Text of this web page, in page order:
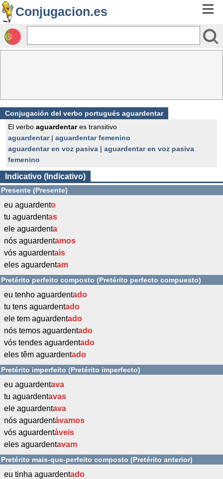
Conjugacion.es
Conjugación del verbo portugués aguardentar
El verbo aguardentares transitivo
aguardentar| aguardentar femenino
aguardentar en voz pasiva | aguardentar en voz pasiva
femenino
Indicativo (Indicativo)
Presente (Presente)
eu aguardento
tu aguardentas
ele aguardenta
nós aguardentamos
vós aguardentais
eles aguardentam
Pretérito perfeito composto (Pretérito perfecto compuesto)
eu tenho aguardentado
tu tens aguardentado
ele tem aguardentado
nós temos aguardentado
vós tendes aguardentado
eles têm aguardentado
Pretérito imperfeito (Pretérito imperfecto)
eu aguardentava
tu aguardentavas
ele aguardentava
nós aguardentávamos
vós aguardentáveis
eles aguardentavam
Pretérito mais-que-perfeito composto (Pretérito anterior)
eu tinha aguardentado